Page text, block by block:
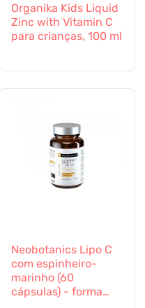
Organika Kids Liquid
Zinc with Vitamin C
para crianças, 100 ml
Neobotanics Lipo C
com espinheiro-
marinho (60
cápsulas) - forma